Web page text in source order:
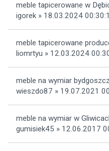
meble tapicerowane w
igorek » 18.03.2024
meble tapicerowane
liomrtyu » 12.03.2024
meble na wymiar
wieszdo87 » 19.07.2021
meble na wymiar w
gumisiek45 » 12.06.2017